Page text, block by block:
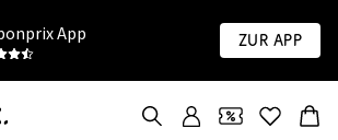
App Zur App